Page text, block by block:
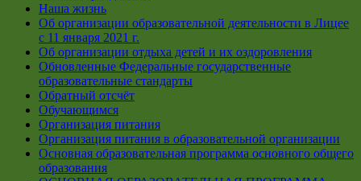
Наша жизнь
Об организации образовательной деятельности в Лицее
с 11 января 2021 г.
Об организации отдыха детей и их оздоровления
Обновленные Федеральные государственные
образовательные стандарты
Обратный отсчёт
Обучающимся
Организация питания
Организация питания в образовательной организации
Основная образовательная программа основного общего
образования